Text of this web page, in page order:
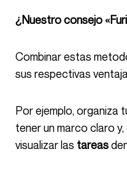
¿Nuestro consejo
Combinar estas metodologías permite aprovechar
sus respectivas
Por ejemplo, organiza tus sprints con Scrum para
tener un marco claro
visualizar las tareas